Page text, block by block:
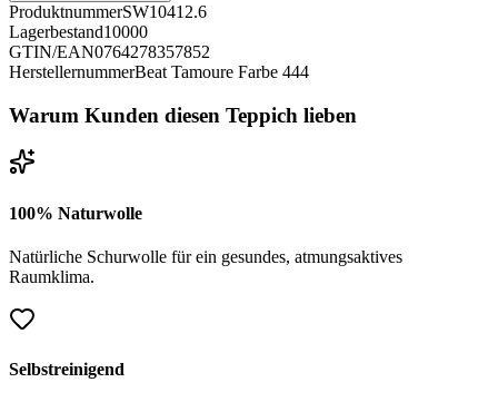
ProduktnummerSW10412.6
Lagerbestand10000
GTIN/EAN0764278357852
HerstellernummerBeat Tamoure Farbe 444
Warum Kunden diesen Teppich lieben
100% Naturwolle
Natürliche Schurwolle für ein gesundes, atmungsaktives
Raumklima.
Selbstreinigend